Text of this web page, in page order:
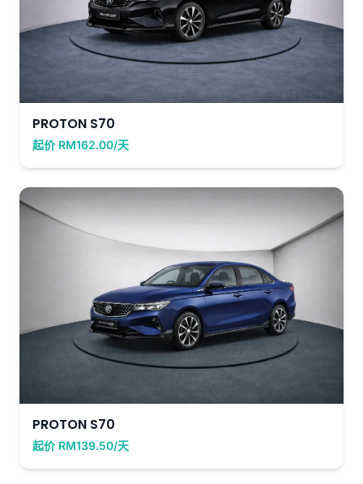
PROTON S70
起价 RM162.00/天
PROTON S70
起价 RM139.50/天